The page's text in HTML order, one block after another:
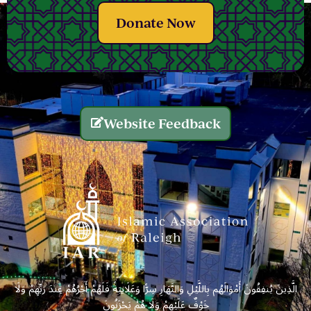
Donate Now
Website Feedback
الَّذِينَ يُنفِقُونَ أَمْوَالَهُم بِاللَّيْلِ وَالنَّهَارِ سِرًّا وَعَلَانِيَةً فَلَهُمْ أَجْرُهُمْ عِندَ رَبِّهِمْ وَلَا
خَوْفٌ عَلَيْهِمْ وَلَا هُمْ يَحْزَنُونَ